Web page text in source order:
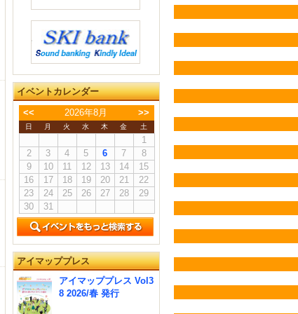
イベントカレンダー
<<
2026年8月 >>
日 月 火 水 木 金 土
1
2
3 4 5 6 7
8
9
10 11 12 13 14
15
16
17 18 19 20 21
22
23
24 25 26 27 28
29
30
31
アイマッププレス
アイマッププレス Vol3
8 2026/春 発行